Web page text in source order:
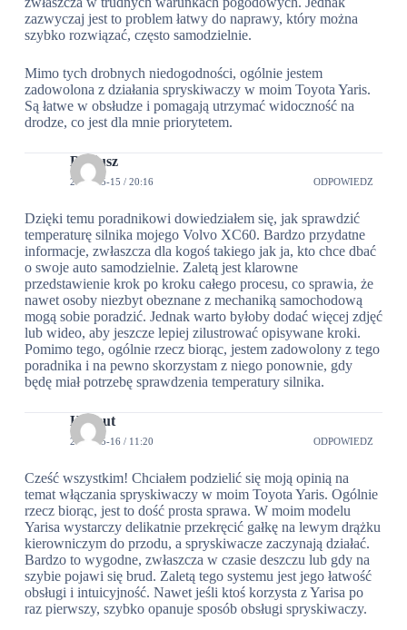
zazwyczaj jest to problem łatwy do naprawy, który można
szybko rozwiązać, często samodzielnie.
Mimo tych drobnych niedogodności, ogólnie jestem
zadowolona z działania spryskiwaczy w moim Toyota Yaris.
Są łatwe w obsłudze i pomagają utrzymać widoczność na
drodze, co jest dla mnie priorytetem.
Dariusz
2024-05-15 / 20:16 ODPOWIEDZ
Dzięki temu poradnikowi dowiedziałem się, jak sprawdzić
temperaturę silnika mojego Volvo XC60. Bardzo przydatne
informacje, zwłaszcza dla kogoś takiego jak ja, kto chce dbać
o swoje auto samodzielnie. Zaletą jest klarowne
przedstawienie krok po kroku całego procesu, co sprawia, że
nawet osoby niezbyt obeznane z mechaniką samochodową
mogą sobie poradzić. Jednak warto byłoby dodać więcej zdjęć
lub wideo, aby jeszcze lepiej zilustrować opisywane kroki.
Pomimo tego, ogólnie rzecz biorąc, jestem zadowolony z tego
poradnika i na pewno skorzystam z niego ponownie, gdy
będę miał potrzebę sprawdzenia temperatury silnika.
Helmut
2024-05-16 / 11:20 ODPOWIEDZ
Cześć wszystkim! Chciałem podzielić się moją opinią na
temat włączania spryskiwaczy w moim Toyota Yaris. Ogólnie
rzecz biorąc, jest to dość prosta sprawa. W moim modelu
Yarisa wystarczy delikatnie przekręcić gałkę na lewym drążku
kierowniczym do przodu, a spryskiwacze zaczynają działać.
Bardzo to wygodne, zwłaszcza w czasie deszczu lub gdy na
szybie pojawi się brud. Zaletą tego systemu jest jego łatwość
obsługi i intuicyjność. Nawet jeśli ktoś korzysta z Yarisa po
raz pierwszy, szybko opanuje sposób obsługi spryskiwaczy.